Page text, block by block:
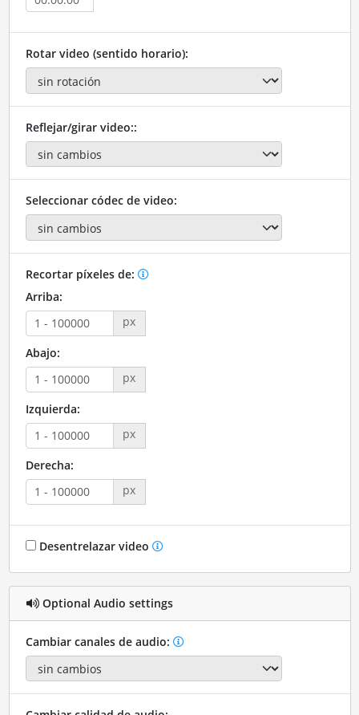
Rotar video (sentido horario):
Reflejar/girar video::
Seleccionar códec de video:
Recortar píxeles de:
Arriba:
px
Abajo:
px
Izquierda:
px
Derecha:
px
Desentrelazar video
Optional Audio settings
Cambiar canales de audio: